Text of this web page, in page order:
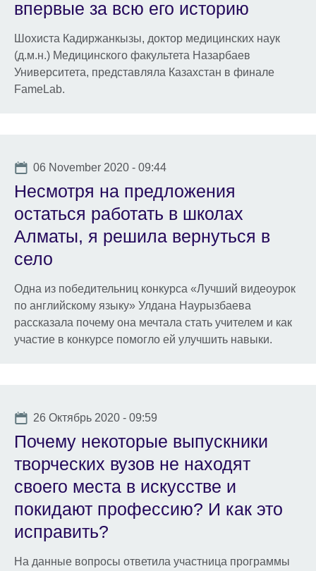
впервые за всю его историю
Шохиста Кадиржанкызы, доктор медицинских наук
(д.м.н.) Медицинского факультета Назарбаев
Университета, представляла Казахстан в финале
FameLab.
Date
06 November 2020 - 09:44
Несмотря на предложения
остаться работать в школах
Алматы, я решила вернуться в
село
Одна из победительниц конкурса «Лучший видеоурок
по английскому языку» Улдана Наурызбаева
рассказала почему она мечтала стать учителем и как
участие в конкурсе помогло ей улучшить навыки.
Date
26 Октябрь 2020 - 09:59
Почему некоторые выпускники
творческих вузов не находят
своего места в искусстве и
покидают профессию? И как это
исправить?
На данные вопросы ответила участница программы